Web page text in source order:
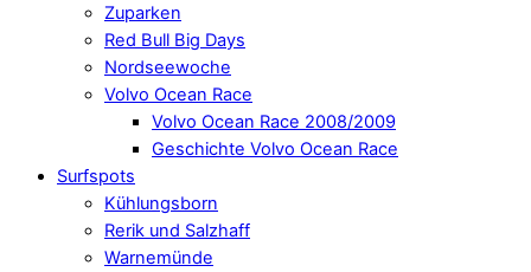
Zuparken
Red Bull Big Days
Nordseewoche
Volvo Ocean Race
Volvo Ocean Race 2008/2009
Geschichte Volvo Ocean Race
Surfspots
Kühlungsborn
Rerik und Salzhaff
Warnemünde